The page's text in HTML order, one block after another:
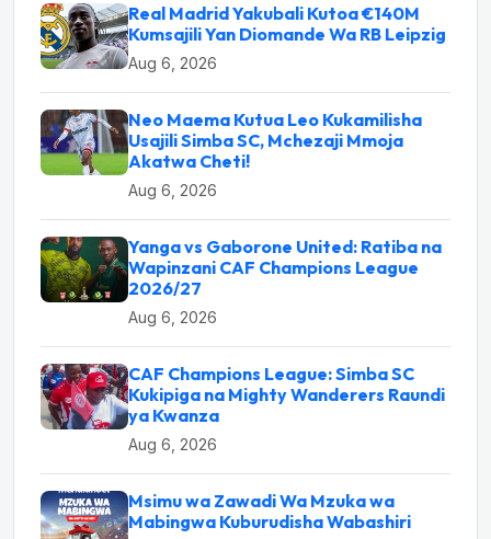
Real Madrid Yakubali Kutoa €140M
Kumsajili Yan Diomande Wa RB Leipzig
Aug 6, 2026
Neo Maema Kutua Leo Kukamilisha
Usajili Simba SC, Mchezaji Mmoja
Akatwa Cheti!
Aug 6, 2026
Yanga vs Gaborone United: Ratiba na
Wapinzani CAF Champions League
2026/27
Aug 6, 2026
CAF Champions League: Simba SC
Kukipiga na Mighty Wanderers Raundi
ya Kwanza
Aug 6, 2026
Msimu wa Zawadi Wa Mzuka wa
Mabingwa Kuburudisha Wabashiri